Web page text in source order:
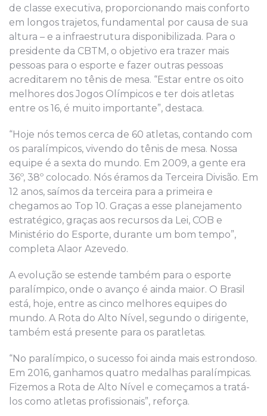
de classe executiva, proporcionando mais conforto
em longos trajetos, fundamental por causa de sua
altura – e a infraestrutura disponibilizada. Para o
presidente da CBTM, o objetivo era trazer mais
pessoas para o esporte e fazer outras pessoas
acreditarem no tênis de mesa. “Estar entre os oito
melhores dos Jogos Olímpicos e ter dois atletas
entre os 16, é muito importante”, destaca.
“Hoje nós temos cerca de 60 atletas, contando com
os paralímpicos, vivendo do tênis de mesa. Nossa
equipe é a sexta do mundo. Em 2009, a gente era
36º, 38º colocado. Nós éramos da Terceira Divisão. Em
12 anos, saímos da terceira para a primeira e
chegamos ao Top 10. Graças a esse planejamento
estratégico, graças aos recursos da Lei, COB e
Ministério do Esporte, durante um bom tempo”,
completa Alaor Azevedo.
A evolução se estende também para o esporte
paralímpico, onde o avanço é ainda maior. O Brasil
está, hoje, entre as cinco melhores equipes do
mundo. A Rota do Alto Nível, segundo o dirigente,
também está presente para os paratletas.
“No paralímpico, o sucesso foi ainda mais estrondoso.
Em 2016, ganhamos quatro medalhas paralímpicas.
Fizemos a Rota de Alto Nível e começamos a tratá-
los como atletas profissionais”, reforça.